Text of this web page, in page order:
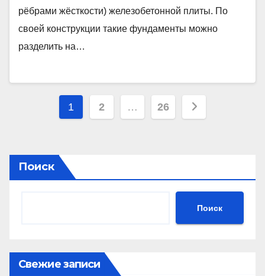
рёбрами жёсткости) железобетонной плиты. По
своей конструкции такие фундаменты можно
разделить на…
Пагинация
1 2 … 26
Поиск
Поиск
Свежие записи